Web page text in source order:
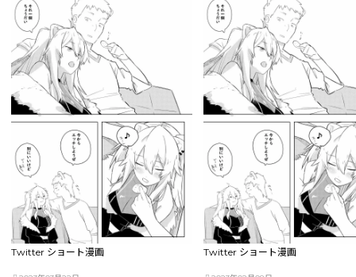
Twitter ショート漫画 Twitter ショート漫画